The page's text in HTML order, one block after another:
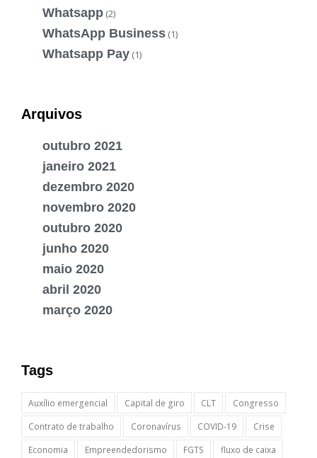
Whatsapp (2)
WhatsApp Business (1)
Whatsapp Pay (1)
Arquivos
outubro 2021
janeiro 2021
dezembro 2020
novembro 2020
outubro 2020
junho 2020
maio 2020
abril 2020
março 2020
Tags
Auxílio emergencial Capital de giro CLT
Congresso
Contrato de trabalho
Coronavírus COVID-19
Crise
Economia
Empreendedorismo FGTS
fluxo de caixa